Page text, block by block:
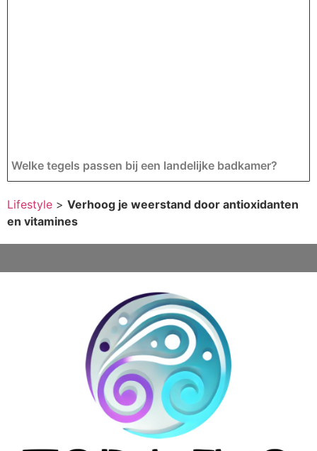
Welke tegels passen bij een landelijke badkamer?
Lifestyle > Verhoog je weerstand door antioxidanten
en vitamines